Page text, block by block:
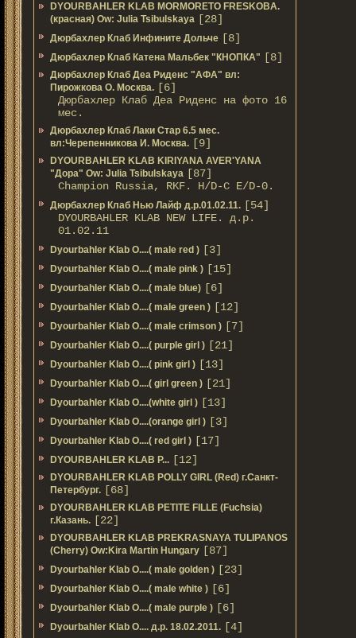
DYOURBAHLER KLAB MORMORETO FRESKOBA.
(красная) Ow: Julia Tsibulskaya [28]
Дюрбахлер Клаб Инфините Дольче [8]
Дюрбахлер Клаб Катена Мальбек "КНОПКА" [8]
Дюрбахлер Клаб Деа Риденс "АФА" вл:
Пирожкова О. Москва. [6]
Дюрбахлер Клаб Деа Риденс на фото 16
мес.
Дюрбахлер Клаб Лаки Стар 6.5 мес.
вл:Черепенникова И. Москва. [9]
DYOURBAHLER KLAB KIRIYANA AVER'YANA
"Дора" Ow: Julia Tsibulskaya [87]
Champion Russia, RKF. H/D-С E/D-0.
Дюрбахлер Клаб Нью Лайф д.р.01.02.11. [54]
DYOURBAHLER KLAB NEW LIFE. д.р.
01.02.11
Dyourbahler Klab O....( male red ) [3]
Dyourbahler Klab O....( male pink ) [15]
Dyourbahler Klab O....( male blue) [6]
Dyourbahler Klab O....( male green ) [12]
Dyourbahler Klab O....( male crimson ) [7]
Dyourbahler Klab O....( purple girl ) [21]
Dyourbahler Klab O....( pink girl ) [13]
Dyourbahler Klab O....( girl green ) [21]
Dyourbahler Klab O....(white girl ) [13]
Dyourbahler Klab O....(orange girl ) [3]
Dyourbahler Klab O....( red girl ) [17]
DYOURBAHLER KLAB P... [12]
DYOURBAHLER KLAB POLLY GIRL (Red) г.Санкт-
Петербург. [68]
DYOURBAHLER KLAB PETITE FILLE (Fuchsia)
г.Казань. [22]
DYOURBAHLER KLAB PREKRASNAYA TULIPANOS
(Cherry) Ow:Kira Martin Hungary [87]
Dyourbahler Klab O....( male golden ) [23]
Dyourbahler Klab O....( male white ) [6]
Dyourbahler Klab O....( male purple ) [6]
Dyourbahler Klab O.... д.р. 18.02.2011. [4]